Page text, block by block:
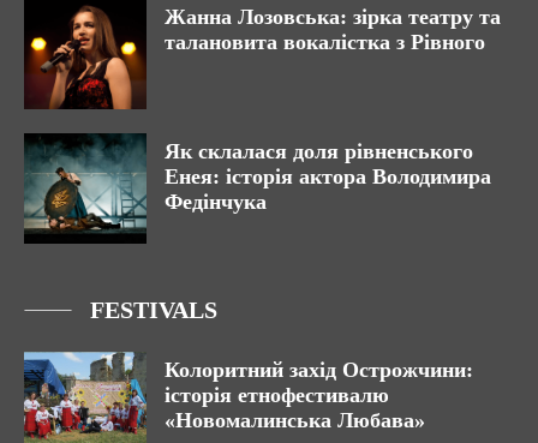
Жанна Лозовська: зірка театру та
талановита вокалістка з Рівного
Як склалася доля рівненського
Енея: історія актора Володимира
Федінчука
FESTIVALS
Колоритний захід Острожчини:
історія етнофестивалю
«Новомалинська Любава»